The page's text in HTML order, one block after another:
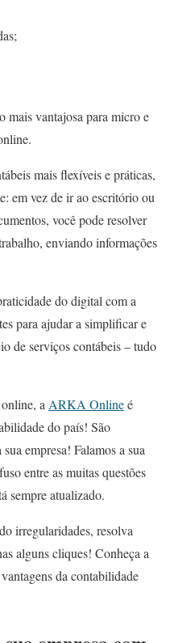
mais vantajosa para micro e
mais flexíveis e práticas,
em vez de ir ao escritório ou
você pode resolver
enviando informações
do digital com a
para ajudar a simplificar e
de serviços contábeis – tudo
a ARKA Onlineé
do país! São
empresa! Falamos a sua
entre as muitas questões
sempre atualizado.
irregularidades, resolva
alguns cliques! Conheça a
da contabilidade